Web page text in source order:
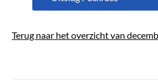
Terug naar het overzicht van